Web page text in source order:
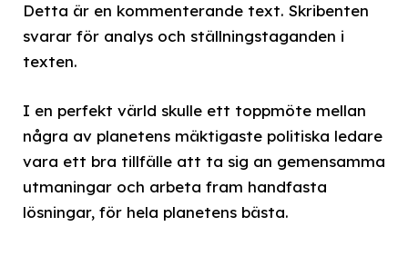
Detta är en kommenterande text. Skribenten
svarar för analys och ställningstaganden i
texten.
I en perfekt värld skulle ett toppmöte mellan
några av planetens mäktigaste politiska ledare
vara ett bra tillfälle att ta sig an gemensamma
utmaningar och arbeta fram handfasta
lösningar, för hela planetens bästa.